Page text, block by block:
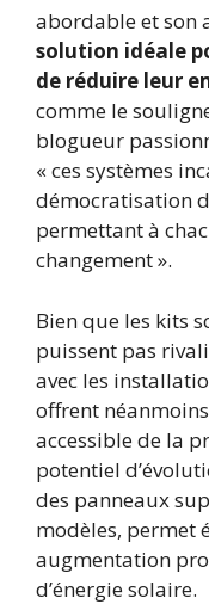
abordable et son
solution idéale
de réduire leur
comme le
blogueur
« ces systèmes
démocratisation
permettant à
changement ».
Bien que les kits
puissent pas
avec les
offrent
accessible de la
potentiel
des panneaux
modèles, permet
augmentation
d’énergie solaire.